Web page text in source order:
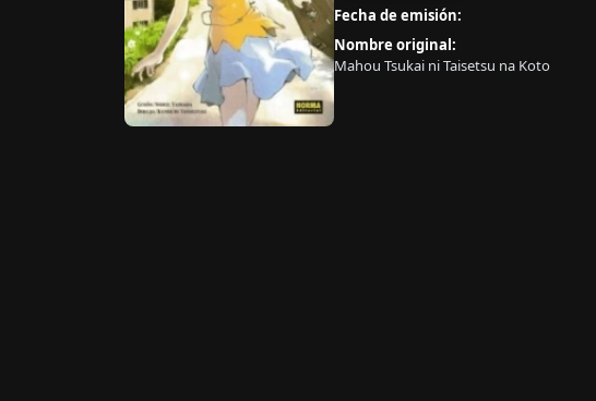
Fecha de emisión:
Nombre original:
Mahou Tsukai ni Taisetsu na Koto